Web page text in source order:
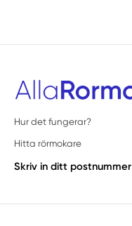
Hur det fungerar?
Hitta rörmokare
Skriv in ditt postnummer